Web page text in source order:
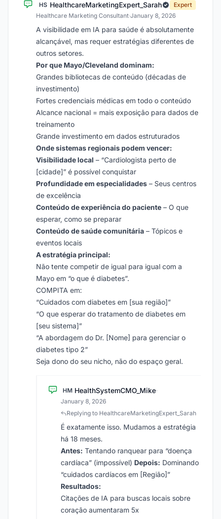
HS HealthcareMarketingExpert_Sarah
Expert
Healthcare Marketing Consultant·January 8, 2026
A visibilidade em IA para saúde é absolutamente
alcançável, mas requer estratégias diferentes de
outros setores.
Por que Mayo/Cleveland dominam:
Grandes bibliotecas de conteúdo (décadas de
investimento)
Fortes credenciais médicas em todo o conteúdo
Alcance nacional = mais exposição para dados de
treinamento
Grande investimento em dados estruturados
Onde sistemas regionais podem vencer:
Visibilidade local – “Cardiologista perto de
[cidade]” é possível conquistar
Profundidade em especialidades – Seus centros
de excelência
Conteúdo de experiência do paciente – O que
esperar, como se preparar
Conteúdo de saúde comunitária – Tópicos e
eventos locais
A estratégia principal:
Não tente competir de igual para igual com a
Mayo em “o que é diabetes”.
COMPITA em:
“Cuidados com diabetes em [sua região]”
“O que esperar do tratamento de diabetes em
[seu sistema]”
“A abordagem do Dr. [Nome] para gerenciar o
diabetes tipo 2”
Seja dono do seu nicho, não do espaço geral.
HM HealthSystemCMO_Mike·
January 8, 2026
Replying to HealthcareMarketingExpert_Sarah
É exatamente isso. Mudamos a estratégia
há 18 meses.
Antes: Tentando ranquear para “doença
cardíaca” (impossível) Depois: Dominando
“cuidados cardíacos em [Região]”
Resultados:
Citações de IA para buscas locais sobre
coração aumentaram 5x